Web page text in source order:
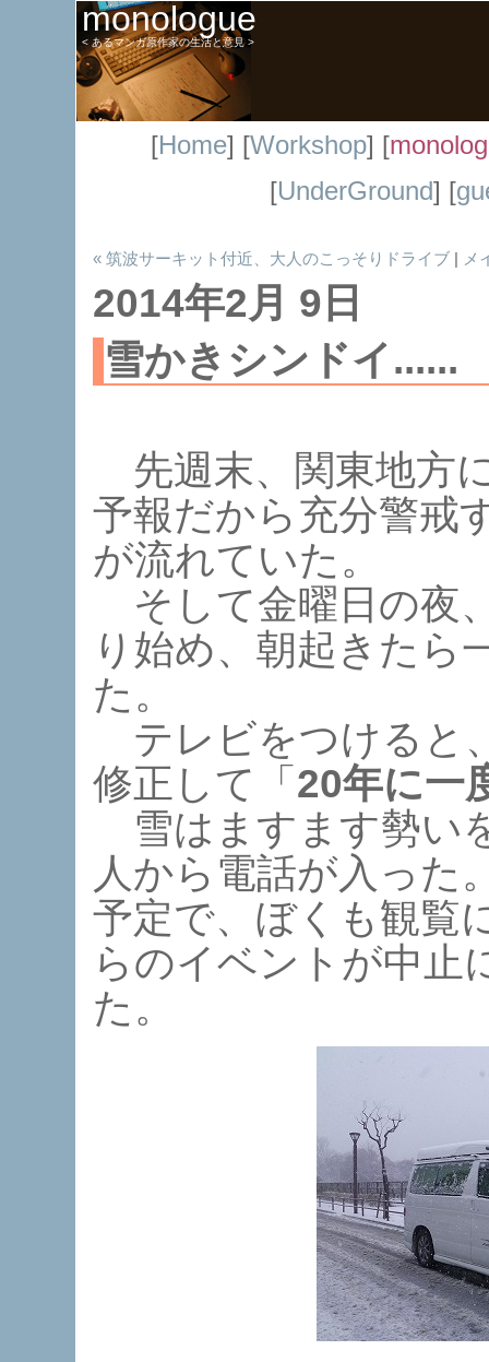
monologue
< あるマンガ原作家の生活と意見 >
[Home] [Workshop] [
[UnderGround] [
« 筑波サーキット付近、大人のこっそりドライブ | メ
2014年2月 9日
雪かきシンドイ......
先週末、関東地方
予報だから充分警戒
が流れていた。
そして金曜日の夜
り始め、朝起きたら
た。
テレビをつけると
修正して「 20年に一
雪はますます勢い
人から電話が入った
予定で、ぼくも観覧
らのイベントが中止
た。